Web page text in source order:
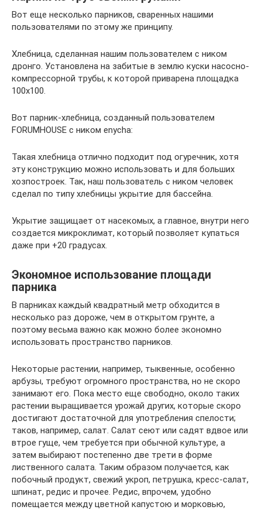
Вот еще несколько парников, сваренных нашими
пользователями по этому же принципу.
Хлебница, сделанная нашим пользователем с ником
дронго. Установлена на забитые в землю куски насосно-
компрессорной трубы, к которой приварена площадка
100х100.
Вот парник-хлебница, созданный пользователем
FORUMHOUSE c ником enycha:
Такая хлебница отлично подходит под огуречник, хотя
эту конструкцию можно использовать и для больших
хозпостроек. Так, наш пользователь с ником человек
сделал по типу хлебницы укрытие для бассейна.
Укрытие защищает от насекомых, а главное, внутри него
создается микроклимат, который позволяет купаться
даже при +20 градусах.
Экономное использование площади
парника
В парниках каждый квадратный метр обходится в
несколько раз дороже, чем в открытом грунте, а
поэтому весьма важно как можно более экономно
использовать пространство парников.
Некоторые растении, например, тыквенные, особенно
арбузы, требуют огромного пространства, но не скоро
занимают его. Пока место еще свободно, около таких
растении выращивается урожай других, которые скоро
достигают достаточной для употребления спелости;
таков, например, салат. Салат сеют или садят вдвое или
втрое гуще, чем требуется при обычной культуре, а
затем выбирают постепенно две трети в форме
лиственного салата. Таким образом получается, как
побочный продукт, свежий укроп, петрушка, кресс-салат,
шпинат, редис и прочее. Редис, впрочем, удобно
помещается между цветной капустою и морковью,